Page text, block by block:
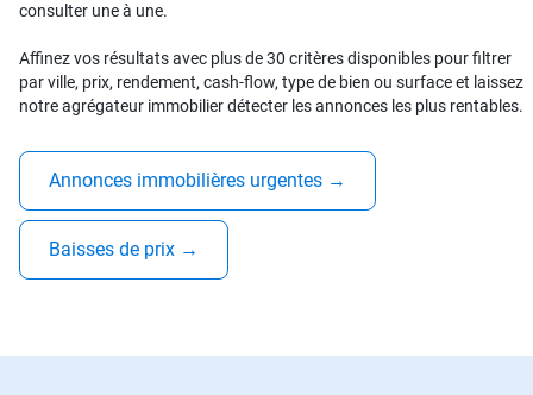
consulter une à une.
Affinez vos résultats avec plus de 30 critères disponibles pour filtrer
par ville, prix, rendement, cash-flow, type de bien ou surface et laissez
notre agrégateur immobilier détecter les annonces les plus rentables.
Annonces immobilières urgentes →
Baisses de prix →